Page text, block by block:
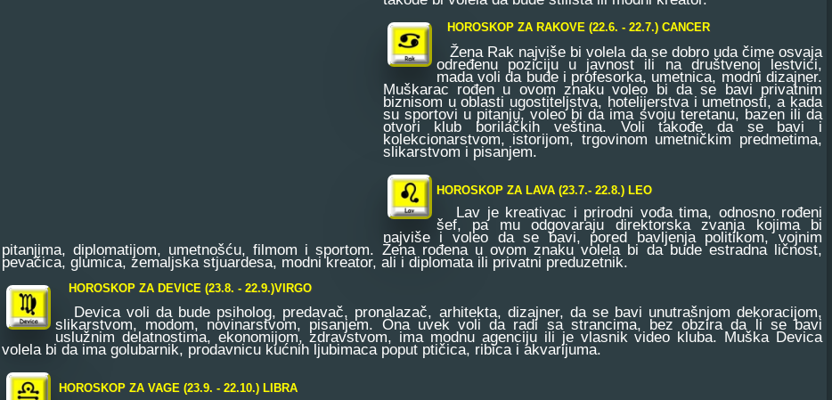
HOROSKOP ZA RAKOVE (22.6. - 22.7.)CANCER
Žena Rak najviše bi volela da se dobro uda čime osvaja
određenu poziciju u javnost ili na društvenoj lestvici,
mada voli da bude i profesorka, umetnica, modni dizajner.
Muškarac rođen u ovom znaku voleo bi da se bavi privatnim
biznisom u oblasti ugostiteljstva, hotelijerstva i umetnosti, a kada
su sportovi u pitanju, voleo bi da ima svoju teretanu, bazen ili da
otvori klub borilačkih veština. Voli takođe da se bavi i
kolekcionarstvom, istorijom, trgovinom umetničkim predmetima,
slikarstvom i pisanjem.
HOROSKOP ZA LAVA (23.7.- 22.8.)LEO
Lav je kreativac i prirodni vođa tima, odnosno rođeni
šef, pa mu odgovaraju direktorska zvanja kojima bi
najviše i voleo da se bavi, pored bavljenja politikom, vojnim
pitanjima, diplomatijom, umetnošću, filmom i sportom. Žena rođena u ovom znaku volela bi da bude estradna ličnost,
pevačica, glumica, zemaljska stjuardesa, modni kreator, ali i diplomata ili privatni preduzetnik.
HOROSKOP ZA DEVICE (23.8. - 22.9.)VIRGO
Devica voli da bude psiholog, predavač, pronalazač, arhitekta, dizajner, da se bavi unutrašnjom dekoracijom,
slikarstvom, modom, novinarstvom, pisanjem. Ona uvek voli da radi sa strancima, bez obzira da li se bavi
uslužnim delatnostima, ekonomijom, zdravstvom, ima modnu agenciju ili je vlasnik video kluba. Muška Devica
volela bi da ima golubarnik, prodavnicu kućnih ljubimaca poput ptičica, ribica i akvarijuma.
HOROSKOP ZA VAGE (23.9. - 22.10.) LIBRA